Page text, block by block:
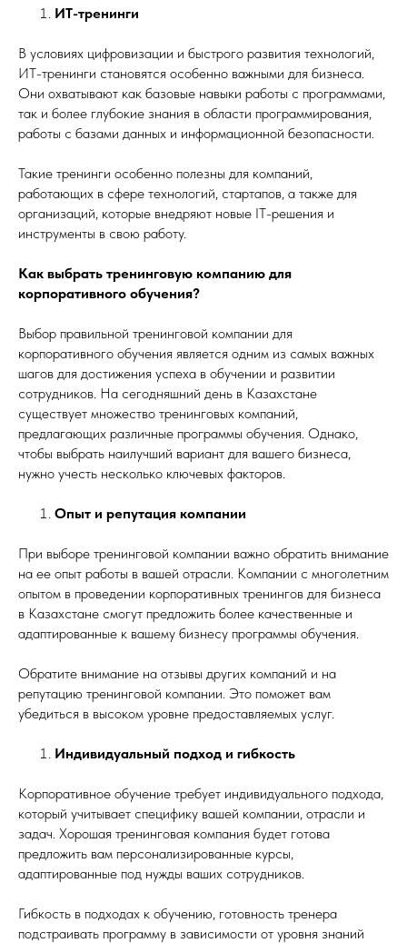
ИТ-тренинги
В условиях цифровизации и быстрого развития технологий,
ИТ-тренинги становятся особенно важными для бизнеса.
Они охватывают как базовые навыки работы с программами,
так и более глубокие знания в области программирования,
работы с базами данных и информационной безопасности.
Такие тренинги особенно полезны для компаний,
работающих в сфере технологий, стартапов, а также для
организаций, которые внедряют новые IT-решения и
инструменты в свою работу.
Как выбрать тренинговую компанию для
корпоративного обучения?
Выбор правильной тренинговой компании для
корпоративного обучения является одним из самых важных
шагов для достижения успеха в обучении и развитии
сотрудников. На сегодняшний день в Казахстане
существует множество тренинговых компаний,
предлагающих различные программы обучения. Однако,
чтобы выбрать наилучший вариант для вашего бизнеса,
нужно учесть несколько ключевых факторов.
Опыт и репутация компании
При выборе тренинговой компании важно обратить внимание
на ее опыт работы в вашей отрасли. Компании с многолетним
опытом в проведении корпоративных тренингов для бизнеса
в Казахстане смогут предложить более качественные и
адаптированные к вашему бизнесу программы обучения.
Обратите внимание на отзывы других компаний и на
репутацию тренинговой компании. Это поможет вам
убедиться в высоком уровне предоставляемых услуг.
Индивидуальный подход и гибкость
Корпоративное обучение требует индивидуального подхода,
который учитывает специфику вашей компании, отрасли и
задач. Хорошая тренинговая компания будет готова
предложить вам персонализированные курсы,
адаптированные под нужды ваших сотрудников.
Гибкость в подходах к обучению, готовность тренера
подстраивать программу в зависимости от уровня знаний